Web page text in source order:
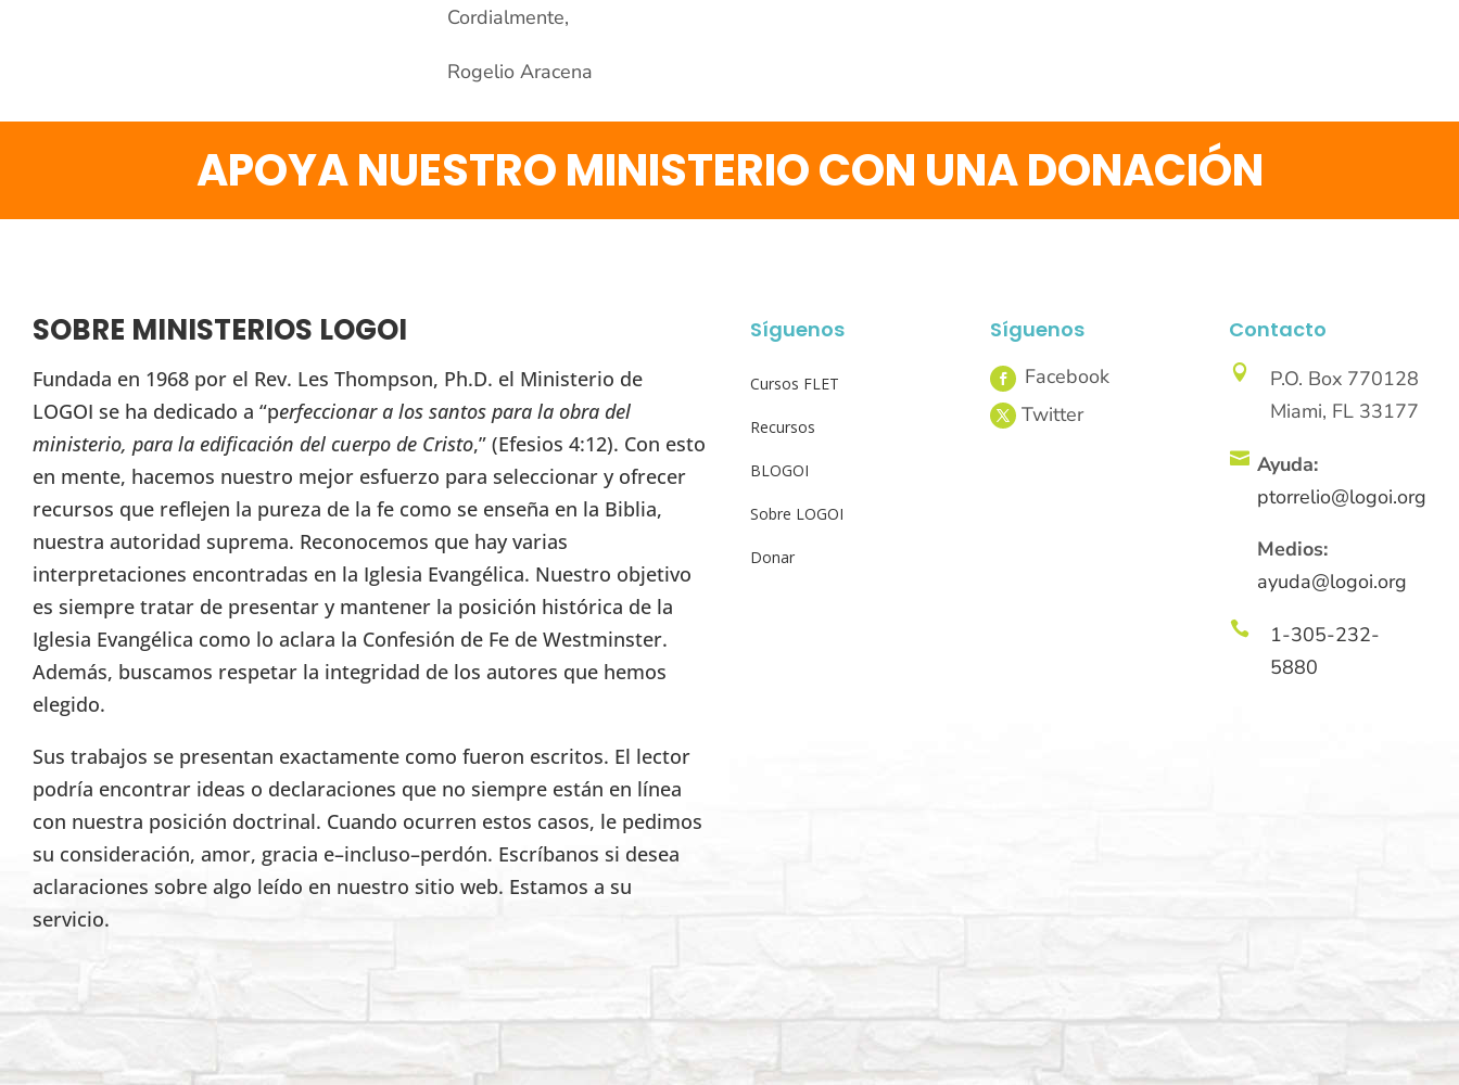
Cordialmente,
Rogelio Aracena
APOYA NUESTRO MINISTERIO CON UNA DONACIÓN
SOBRE MINISTERIOS LOGOI
Fundada en 1968 por el Rev. Les Thompson, Ph.D. el Ministerio de
LOGOI se ha dedicado a “perfeccionar a los santos para la obra del
ministerio, para la edificación del cuerpo de Cristo,” (Efesios 4:12). Con esto
en mente, hacemos nuestro mejor esfuerzo para seleccionar y ofrecer
recursos que reflejen la pureza de la fe como se enseña en la Biblia,
nuestra autoridad suprema. Reconocemos que hay varias
interpretaciones encontradas en la Iglesia Evangélica. Nuestro objetivo
es siempre tratar de presentar y mantener la posición histórica de la
Iglesia Evangélica como lo aclara la Confesión de Fe de Westminster.
Además, buscamos respetar la integridad de los autores que hemos
elegido.
Sus trabajos se presentan exactamente como fueron escritos. El lector
podría encontrar ideas o declaraciones que no siempre están en línea
con nuestra posición doctrinal. Cuando ocurren estos casos, le pedimos
su consideración, amor, gracia e–incluso–perdón. Escríbanos si desea
aclaraciones sobre algo leído en nuestro sitio web. Estamos a su
servicio.
Síguenos
Cursos FLET
Recursos
BLOGOI
Sobre LOGOI
Donar
Síguenos Contacto

P.O. Box 770128
Miami, FL 33177
 Ayuda:
ptorrelio@logoi.org
Medios:
ayuda@logoi.org

1-305-232-
5880